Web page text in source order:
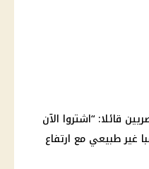
قائلا: “اشتروا الآن
غير طبيعي مع ارتفاع